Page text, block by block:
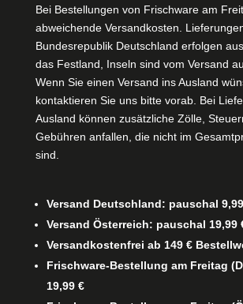
Bei Bestellungen von Frischware am
abweichende Versandkosten.
Bundesrepublik Deutschland erfolgen
das Festland, Inseln sind vom Versand
Wenn Sie einen Versand ins Ausland
kontaktieren Sie uns bitte vorab. Bei
Ausland können zusätzliche Zölle,
Gebühren anfallen, die nicht im
sind.
Versand Deutschland: pauschal
Versand Österreich: pauschal 19,99
Versandkostenfrei ab 149 €
Frischware-Bestellung am Freitag
19,99 €